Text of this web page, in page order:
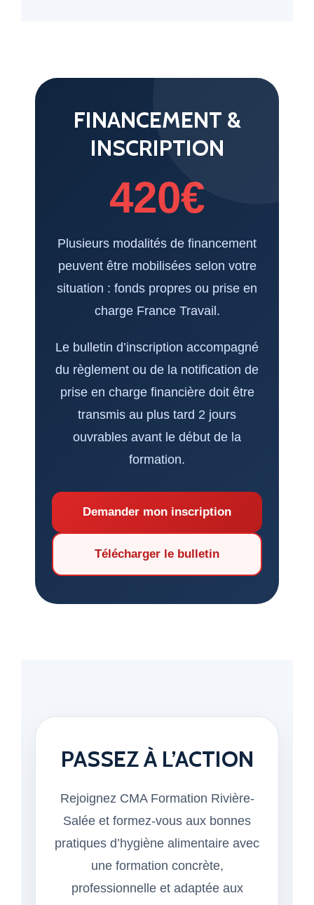
FINANCEMENT &
INSCRIPTION
420€
Plusieurs modalités de financement
peuvent être mobilisées selon votre
situation : fonds propres ou prise en
charge France Travail.
Le bulletin d’inscription accompagné
du règlement ou de la notification de
prise en charge financière doit être
transmis au plus tard 2 jours
ouvrables avant le début de la
formation.
Demander mon inscription
Télécharger le bulletin
PASSEZ À L’ACTION
Rejoignez CMA Formation Rivière-
Salée et formez-vous aux bonnes
pratiques d’hygiène alimentaire avec
une formation concrète,
professionnelle et adaptée aux